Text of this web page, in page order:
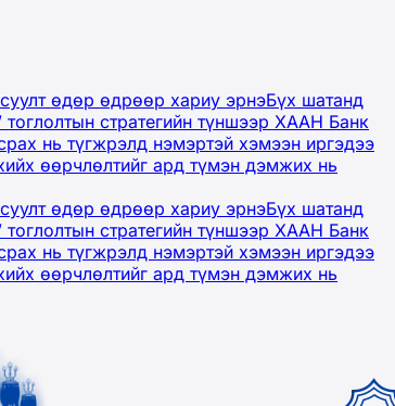
өдөр өдрөөр хариу эрнэБүх шатанд
тоглолтын стратегийн түншээр ХААН Банк
нь түгжрэлд нэмэртэй хэмээн иргэдээ
өөрчлөлтийг ард түмэн дэмжих нь
өдөр өдрөөр хариу эрнэБүх шатанд
тоглолтын стратегийн түншээр ХААН Банк
нь түгжрэлд нэмэртэй хэмээн иргэдээ
өөрчлөлтийг ард түмэн дэмжих нь